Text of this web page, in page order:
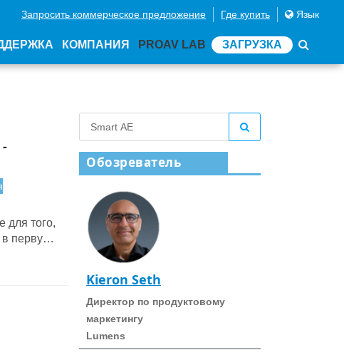
Запросить коммерческое предложение Где купить Язык
КОМПАНИЯ PROAV LAB ЗАГРУЗКА
для того,
в первую
Обозреватель
Kieron Seth
Директор по продуктовому
маркетингу
Lumens